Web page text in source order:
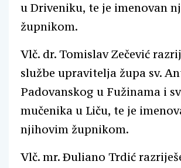
u Driveniku, te je imenovan
župnikom.
Vlč. dr. Tomislav Zečević
službe upravitelja župa sv.
Padovanskog u Fužinama i
mučenika u Liču, te je
njihovim župnikom.
Vlč. mr. Đuliano Trdić